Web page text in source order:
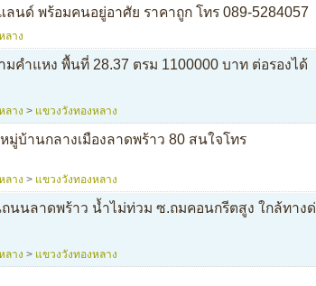
นด์ พร้อมคนอยู่อาศัย ราคาถูก โทร 089-5284057
ลาง
คำแหง พื้นที่ 28.37 ตรม 1100000 บาท ต่อรองได้
ลาง > แขวงวังทองหลาง
บ้านกลางเมืองลาดพร้าว 80 สนใจโทร
ลาง > แขวงวังทองหลาง
นนลาดพร้าว น้ำไม่ท่วม ซ.ถมคอนกรีตสูง ใกล้ทางด่
ลาง > แขวงวังทองหลาง